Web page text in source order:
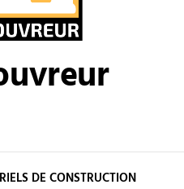
DE CONSTRUCTION